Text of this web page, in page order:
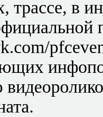
трассе, в